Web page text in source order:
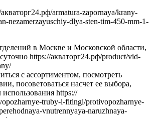
armatura-zapornaya/krany-
nezamerzayuschiy-dlya-sten-tim-450-mm-1-
в Москве и Московской области,
https://акваторг24.рф/product/vid-
с ассортиментом, посмотреть
посоветоваться насчет ее выбора,
https://
truby-i-fitingi/protivopozharnye-
vnutrennyaya-naruzhnaya-